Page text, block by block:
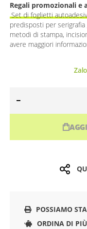
Regali promozionali e
Set di foglietti
predisposti per
metodi di stampa,
avere maggiori
POSSIAMO
ORDINA DI